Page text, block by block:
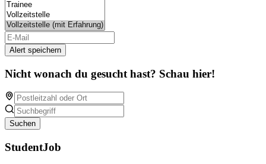
Alert speichern
Nicht wonach du gesucht hast? Schau hier!
Suchen
StudentJob